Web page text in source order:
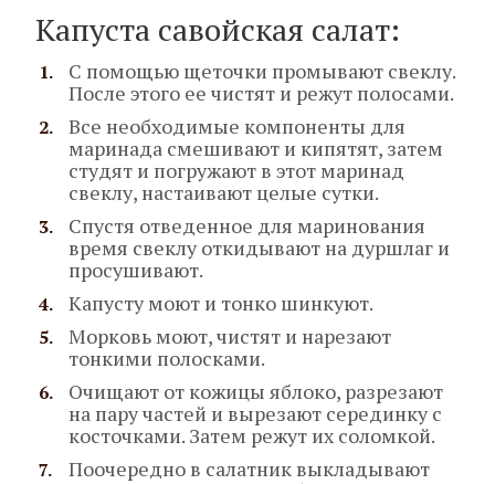
Капуста савойская салат:
С помощью щеточки промывают свеклу.
После этого ее чистят и режут полосами.
Все необходимые компоненты для
маринада смешивают и кипятят, затем
студят и погружают в этот маринад
свеклу, настаивают целые сутки.
Спустя отведенное для маринования
время свеклу откидывают на дуршлаг и
просушивают.
Капусту моют и тонко шинкуют.
Морковь моют, чистят и нарезают
тонкими полосками.
Очищают от кожицы яблоко, разрезают
на пару частей и вырезают серединку с
косточками. Затем режут их соломкой.
Поочередно в салатник выкладывают